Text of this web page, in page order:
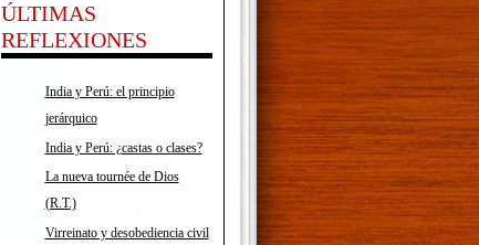
ÚLTIMAS
REFLEXIONES
India y Perú: el principio
jerárquico
India y Perú: ¿castas o clases?
La nueva tournée de Dios
(R.T.)
Virreinato y desobediencia civil